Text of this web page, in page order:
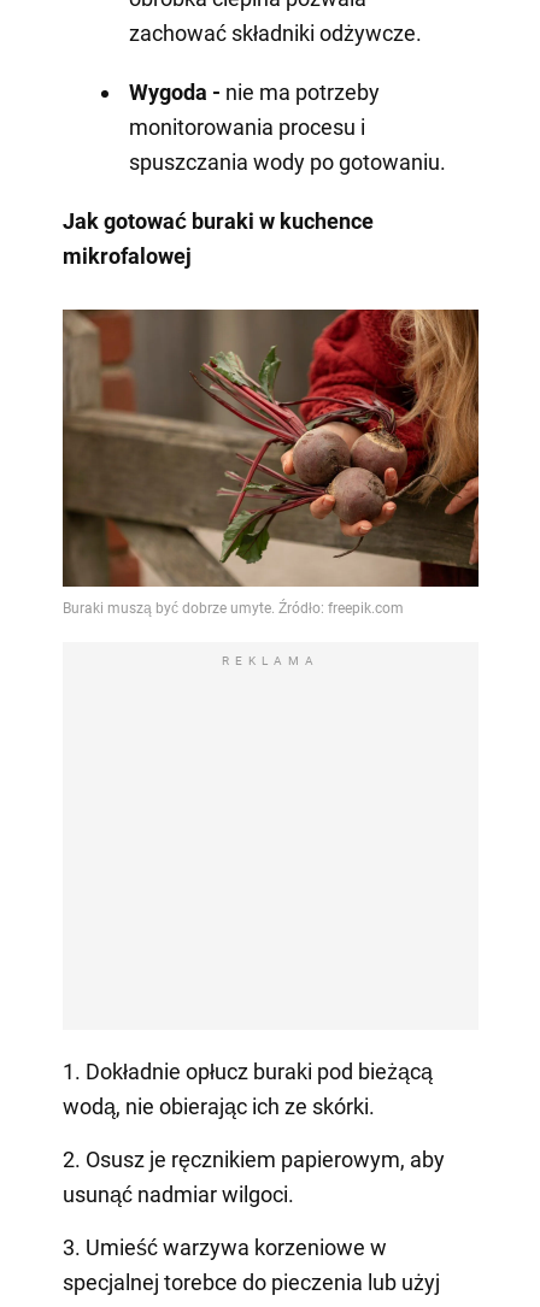
zachować składniki odżywcze.
Wygoda - nie ma potrzeby
monitorowania procesu i
spuszczania wody po gotowaniu.
Jak gotować buraki w kuchence
mikrofalowej
REKLAMA
1. Dokładnie opłucz buraki pod bieżącą
wodą, nie obierając ich ze skórki.
2. Osusz je ręcznikiem papierowym, aby
usunąć nadmiar wilgoci.
3. Umieść warzywa korzeniowe w
specjalnej torebce do pieczenia lub użyj